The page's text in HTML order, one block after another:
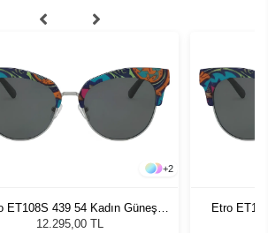
+2
ET108S 439 54 Kadın Güneş
Gözlüğü
12.295,00 TL
Etro